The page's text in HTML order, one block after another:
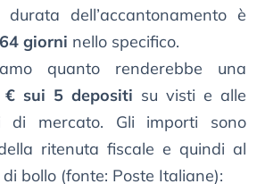
dell’accantonamento è
giorni nello specifico.
quanto renderebbe una
sui 5 depositi su visti e alle
di mercato. Gli importi sono
ritenuta fiscale e quindi al
bollo (fonte: Poste Italiane):